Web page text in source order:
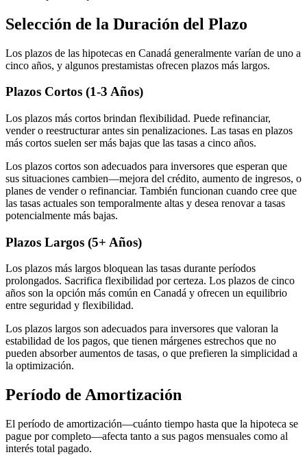
Selección de la Duración del Plazo
Los plazos de las hipotecas en Canadá generalmente varían de uno a
cinco años, y algunos prestamistas ofrecen plazos más largos.
Plazos Cortos (1-3 Años)
Los plazos más cortos brindan flexibilidad. Puede refinanciar,
vender o reestructurar antes sin penalizaciones. Las tasas en plazos
más cortos suelen ser más bajas que las tasas a cinco años.
Los plazos cortos son adecuados para inversores que esperan que
sus situaciones cambien—mejora del crédito, aumento de ingresos, o
planes de vender o refinanciar. También funcionan cuando cree que
las tasas actuales son temporalmente altas y desea renovar a tasas
potencialmente más bajas.
Plazos Largos (5+ Años)
Los plazos más largos bloquean las tasas durante períodos
prolongados. Sacrifica flexibilidad por certeza. Los plazos de cinco
años son la opción más común en Canadá y ofrecen un equilibrio
entre seguridad y flexibilidad.
Los plazos largos son adecuados para inversores que valoran la
estabilidad de los pagos, que tienen márgenes estrechos que no
pueden absorber aumentos de tasas, o que prefieren la simplicidad a
la optimización.
Período de Amortización
El período de amortización—cuánto tiempo hasta que la hipoteca se
pague por completo—afecta tanto a sus pagos mensuales como al
interés total pagado.